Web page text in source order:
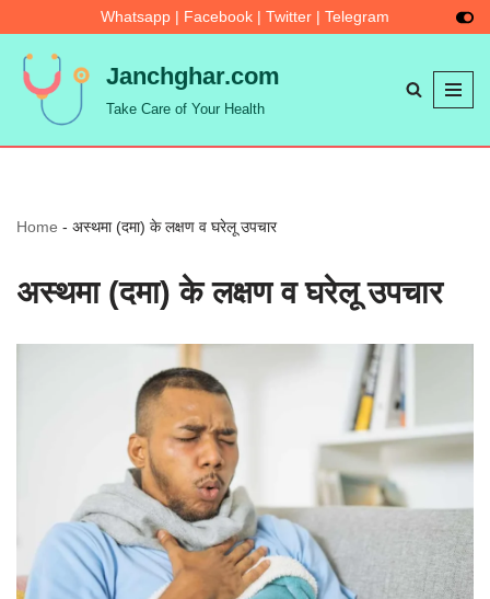
Skip
to
content
Whatsapp | Facebook | Twitter | Telegram
Janchghar.com
Take Care of Your Health
Home - अस्थमा (दमा) के लक्षण व घरेलू उपचार
अस्थमा (दमा) के लक्षण व घरेलू उपचार